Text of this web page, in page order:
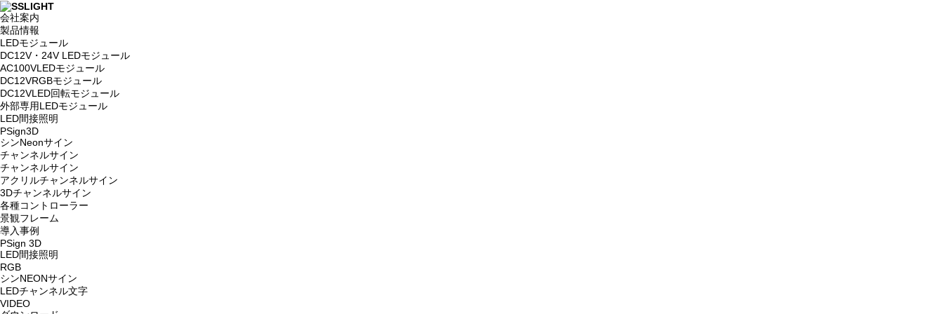
会社案内
製品情報
LEDモジュール
DC12V・24V LEDモジュール
AC100VLEDモジュール
DC12VRGBモジュール
DC12VLED回転モジュール
外部専用LEDモジュール
LED間接照明
PSign3D
シンNeonサイン
チャンネルサイン
チャンネルサイン
アクリルチャンネルサイン
3Dチャンネルサイン
各種コントローラー
景観フレーム
導入事例
PSign 3D
LED間接照明
RGB
シンNEONサイン
LEDチャンネル文字
VIDEO